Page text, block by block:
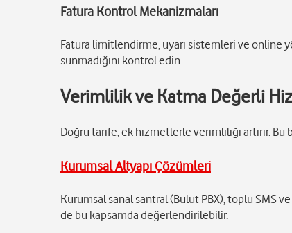
Fatura Kontrol Mekanizmaları
Fatura limitlendirme, uyarı sistemleri ve online
sunmadığını kontrol edin.
Verimlilik ve Katma Değerli
Doğru tarife, ek hizmetlerle verimliliği artırır. Bu
Kurumsal Altyapı Çözümleri
Kurumsal sanal santral (Bulut PBX), toplu SMS
de bu kapsamda değerlendirilebilir.